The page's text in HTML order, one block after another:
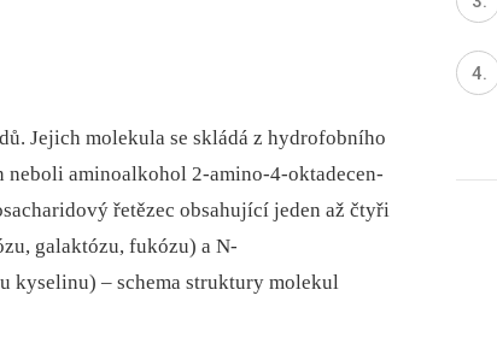
Jejich molekula se skládá z hydrofobního
aminoalkohol 2-amino-4-oktadecen-
řetězec obsahující jeden až čtyři
galaktózu, fukózu) a N-
kyselinu) –⁠ schema struktury molekul